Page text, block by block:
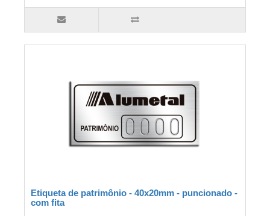
Etiqueta de patrimônio - 40x20mm - puncionado -
com fita